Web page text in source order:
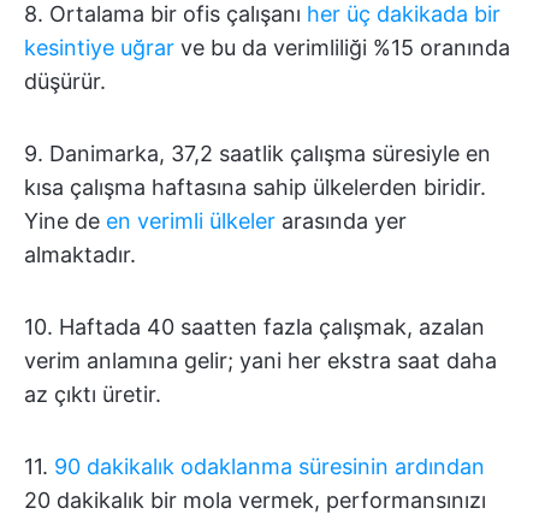
8. Ortalama bir ofis çalışanı her üç dakikada bir
kesintiye uğrar ve bu da verimliliği %15 oranında
düşürür.
9. Danimarka, 37,2 saatlik çalışma süresiyle en
kısa çalışma haftasına sahip ülkelerden biridir.
Yine de en verimli ülkeler arasında yer
almaktadır.
10. Haftada 40 saatten fazla çalışmak, azalan
verim anlamına gelir; yani her ekstra saat daha
az çıktı üretir.
11. 90 dakikalık odaklanma süresinin ardından
20 dakikalık bir mola vermek, performansınızı